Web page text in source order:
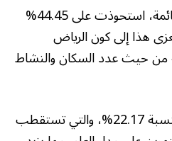
منطقة الرياض تصدّرت القائمة، استحوذت على 44.45%
هذا إلى كون الرياض
من حيث عدد السكان والنشاط
تليها منطقة مكة المكرمة بنسبة 22.17%، والتي تستقطب